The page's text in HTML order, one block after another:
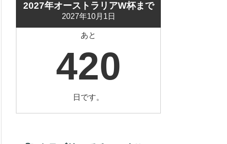
2027年オーストラリアW杯まで
2027年10月1日
あと
420
日です。